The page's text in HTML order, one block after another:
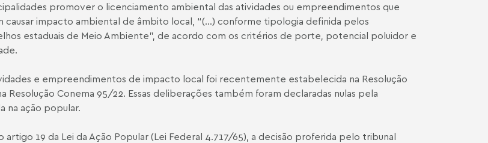
promover o licenciamento ambiental das atividades ou empreendimentos que
causar impacto ambiental de âmbito local, “(...) conforme tipologia definida pelos
estaduais de Meio Ambiente", de acordo com os critérios de porte, potencial poluidor e
e empreendimentos de impacto local foi recentemente estabelecida na Resolução
Resolução Conema 95/22. Essas deliberações também foram declaradas nulas pela
na ação popular.
artigo 19 da Lei da Ação Popular (Lei Federal 4.717/65), a decisão proferida pelo tribunal